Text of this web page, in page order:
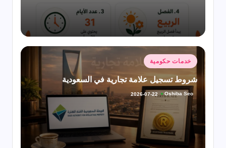
نُشرخدمات حكومية
شروط تسجيل علامة تجارية في السعودية
تمّ
بواسطة
Oshiba Seo
2026-07-22